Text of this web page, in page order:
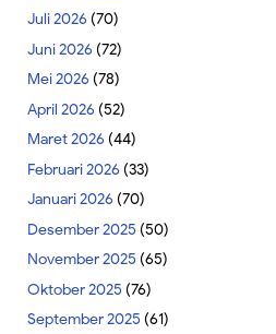
Juli 2026 (70)
Juni 2026 (72)
Mei 2026 (78)
April 2026 (52)
Maret 2026 (44)
Februari 2026 (33)
Januari 2026 (70)
Desember 2025 (50)
November 2025 (65)
Oktober 2025 (76)
September 2025 (61)